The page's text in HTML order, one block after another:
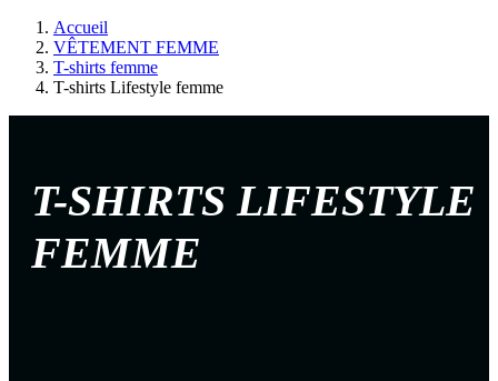
Accueil
VÊTEMENT FEMME
T-shirts femme
T-shirts Lifestyle femme
T-SHIRTS LIFESTYLE
FEMME